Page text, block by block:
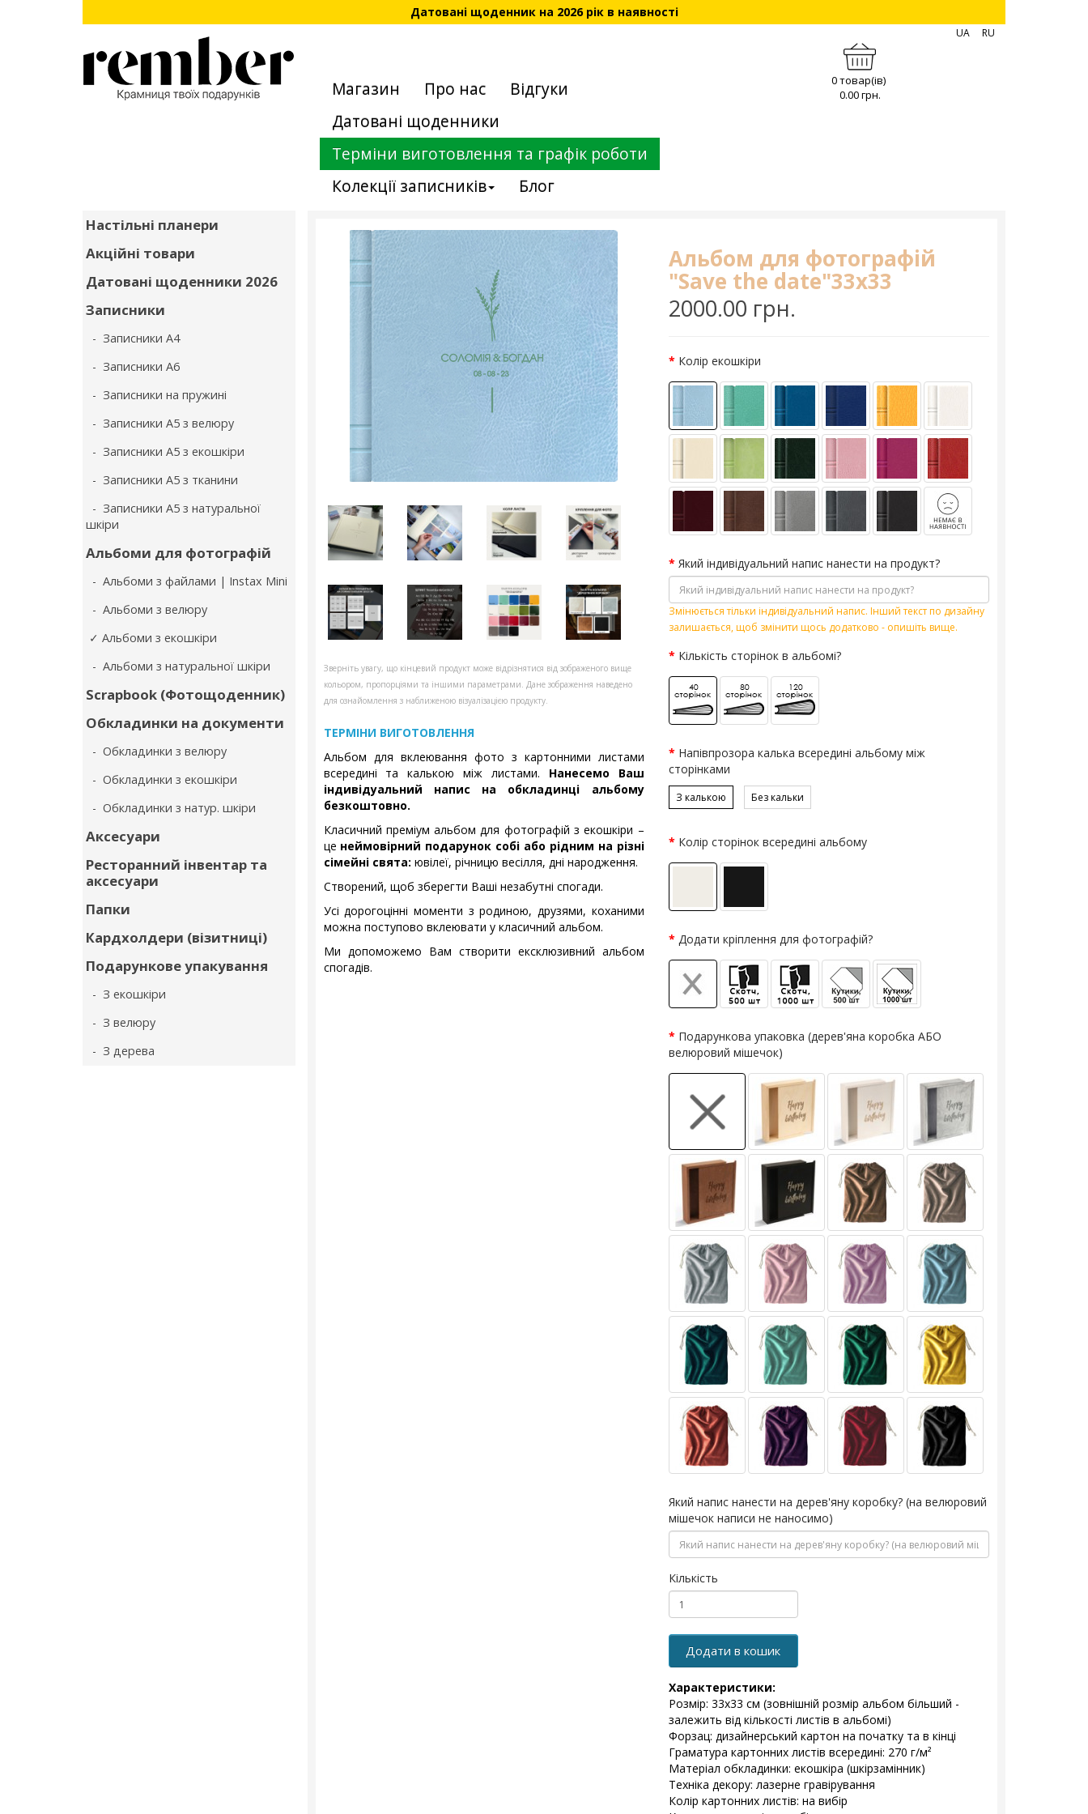
Датовані щоденник на 2026 рік в наявності
Магазин Про нас
Відгуки
Датовані щоденники
Терміни виготовлення та графік роботи
Колекції записників
Блог
0 товар(ів)
0.00 грн.
UA RU
Настільні планери
Акційні товари
Датовані щоденники 2026
Записники
- Записники А4
- Записники А6
- Записники на пружині
- Записники А5 з велюру
- Записники А5 з екошкіри
- Записники А5 з тканини
- Записники А5 з натуральної
шкіри
Альбоми для фотографій
- Альбоми з файлами | Instax Mini
- Альбоми з велюру
✓ Альбоми з екошкіри
- Альбоми з натуральної шкіри
Scrapbook (Фотощоденник)
Обкладинки на документи
- Обкладинки з велюру
- Обкладинки з екошкіри
- Обкладинки з натур. шкіри
Аксесуари
Ресторанний інвентар та
аксесуари
Папки
Кардхолдери (візитниці)
Подарункове упакування
- З екошкіри
- З велюру
- З дерева
Зверніть увагу, що кінцевий продукт може відрізнятися від зображеного вище
кольором, пропорціями та іншими параметрами. Дане зображення наведено
для ознайомлення з наближеною візуалізацією продукту.
ТЕРМІНИ ВИГОТОВЛЕННЯ
Альбом для вклеювання фото з картонними листами
всередині та калькою між листами. Нанесемо Ваш
індивідуальний напис на обкладинці альбому
безкоштовно.
Класичний преміум альбом для фотографій з екошкіри –
це неймовірний подарунок собі або рідним на різні
сімейні свята: ювілеї, річницю весілля, дні народження.
Створений, щоб зберегти Ваші незабутні спогади.
Усі дорогоцінні моменти з родиною, друзями, коханими
можна поступово вклеювати у класичний альбом.
Ми допоможемо Вам створити ексклюзивний альбом
спогадів.
Альбом для фотографій
"Save the date"33х33
2000.00 грн.
Колір екошкіри
Який індивідуальний напис нанести на продукт?
Змінюється тільки індивідуальний напис. Інший текст по дизайну
залишається, щоб змінити щось додатково - опишіть вище.
Кількість сторінок в альбомі?
Напівпрозора калька всередині альбому між
сторінками
З калькою Без кальки
Колір сторінок всередині альбому
Додати кріплення для фотографій?
Подарункова упаковка (дерев'яна коробка АБО
велюровий мішечок)
Який напис нанести на дерев'яну коробку? (на велюровий
мішечок написи не наносимо)
Кількість
Додати в кошик
Характеристики:
Розмір: 33х33 см (зовнішній розмір альбом більший -
залежить від кількості листів в альбомі)
Форзац: дизайнерський картон на початку та в кінці
Граматура картонних листів всередині: 270 г/м²
Матеріал обкладинки: екошкіра (шкірзамінник)
Техніка декору: лазерне гравірування
Колір картонних листів: на вибір